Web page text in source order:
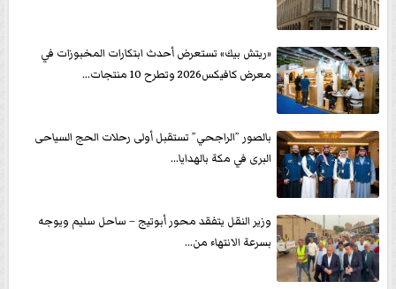
«ريتش بيك» تستعرض أحدث ابتكارات المخبوزات في
معرض كافيكس2026 وتطرح 10 منتجات...
بالصور ”الراجحي” تستقبل أولى رحلات الحج السياحى
البرى في مكة بالهدايا...
وزير النقل يتفقد محور أبوتيج – ساحل سليم ويوجه
بسرعة الانتهاء من...